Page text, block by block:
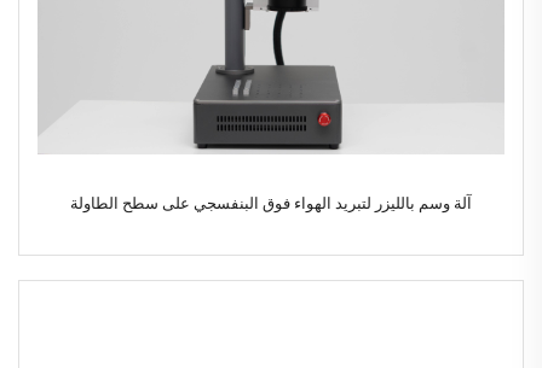
آلة وسم بالليزر لتبريد الهواء فوق البنفسجي على سطح الطاولة